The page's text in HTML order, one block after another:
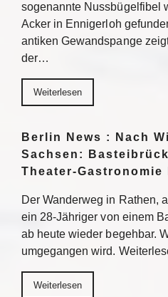
sogenannte Nussbügelfibel
Acker in Ennigerloh
antiken Gewandspange
der…
Weiterlesen
Berlin News : Nach
Sachsen:
Theater-
Der Wanderweg in Rathen,
ein 28-Jähriger von einem
ab heute wieder begehbar.
umgegangen wird.
Weiterlesen